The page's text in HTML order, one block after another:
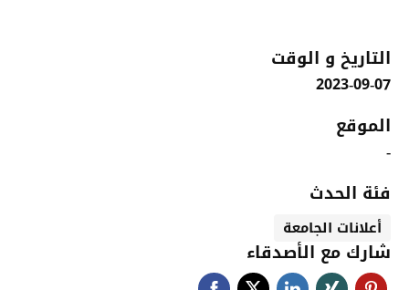
التاريخ و الوقت
2023-09-07
الموقع
-
فئة الحدث
أعلانات الجامعة
شارك مع الأصدقاء